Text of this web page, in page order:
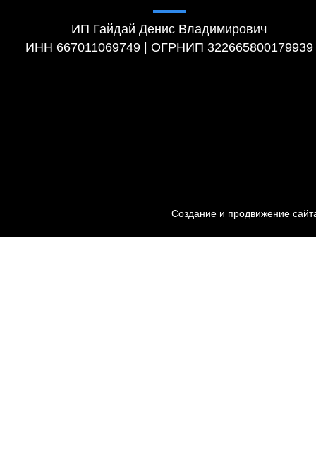
ИП Гайдай Денис Владимирович
ИНН 667011069749 | ОГРНИП 322665800179939
Создание и продвижение